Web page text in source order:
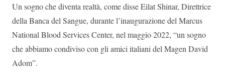
Un sogno che diventa realtà, come disse Eilat Shinar, Direttrice
della Banca del Sangue, durante l’inaugurazione del Marcus
National Blood Services Center, nel maggio 2022, “un sogno
che abbiamo condiviso con gli amici italiani del Magen David
Adom”.